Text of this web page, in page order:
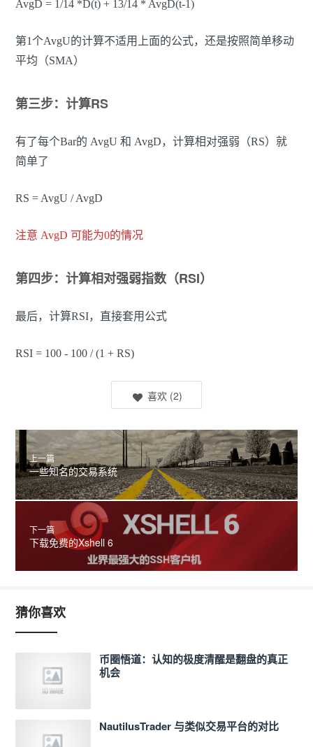
AvgD = 1/14 *D(t) + 13/14 * AvgD(t-1)
第1个AvgU的计算不适用上面的公式，还是按照简单移动
平均（SMA）
第三步：计算RS
有了每个Bar的 AvgU 和 AvgD，计算相对强弱（RS）就
简单了
RS = AvgU / AvgD
注意 AvgD 可能为0的情况
第四步：计算相对强弱指数（RSI）
最后，计算RSI，直接套用公式
RSI = 100 - 100 / (1 + RS)
喜欢 (2)
上一篇
一些知名的交易系统
下一篇
下载免费的Xshell 6
猜你喜欢
币圈悟道：认知的极度清醒是翻盘的真正
机会
NautilusTrader 与类似交易平台的对比